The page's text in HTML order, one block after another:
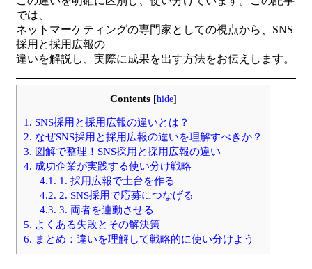
では、
ネットマーケティングの専門家としての視点から、SNS
採用と採用広報の
違いを解説し、実際に成果を出す方法をお伝えします。
Contents [hide]
1. SNS採用と採用広報の違いとは？
2. なぜSNS採用と採用広報の違いを理解すべきか？
3. 図解で整理！SNS採用と採用広報の違い
4. 成功企業が実践する使い分け戦略
4.1. 1. 採用広報で土台を作る
4.2. 2. SNS採用で応募につなげる
4.3. 3. 両者を連動させる
5. よくある失敗とその解決策
6. まとめ：違いを理解して戦略的に使い分けよう